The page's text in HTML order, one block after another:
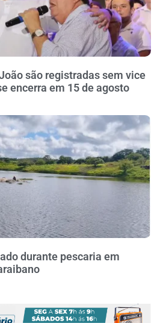
são registradas sem vice
encerra em 15 de agosto
durante pescaria em